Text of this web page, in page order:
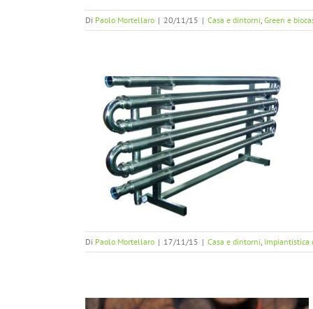
Di Paolo Mortellaro | 20/11/15 | Casa e dintorni Green e
Di Paolo Mortellaro | 17/11/15 | Casa e dintorni Impiantistica